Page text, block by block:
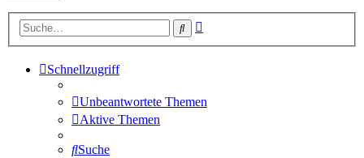
Suche
Schnellzugriff
Unbeantwortete Themen
Aktive Themen
Suche